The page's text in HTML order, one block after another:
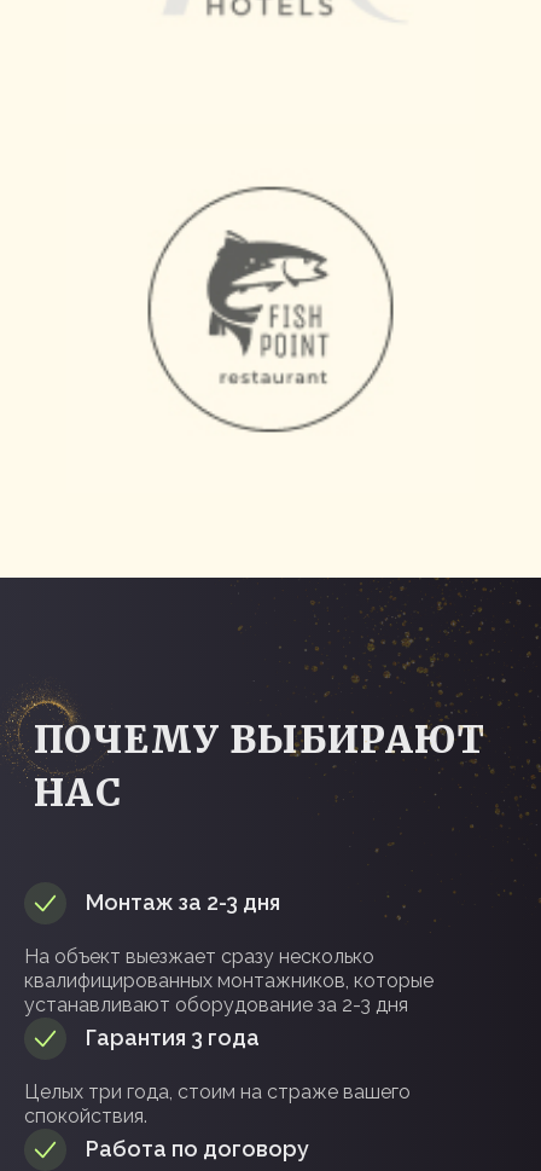
Монтаж за 2-3 дня
На объект выезжает сразу несколько
квалифицированных монтажников, которые
устанавливают оборудование за 2-3 дня
Гарантия 3 года
Целых три года, стоим на страже вашего
спокойствия.
Работа по договору
ОСВЕЩЕНИЕ ФАСАДА ЗДАНИЙ
— АРХИТЕКТУРНЫЙ СВЕТ,
КОТОРЫЙ РАБОТАЕТ НА ВАШ